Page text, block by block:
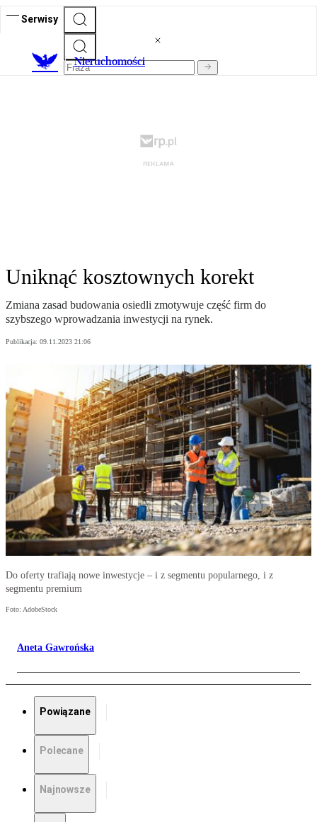
Serwisy
Nieruchomości
Uniknąć kosztownych korekt
Zmiana zasad budowania osiedli zmotywuje część firm do
szybszego wprowadzania inwestycji na rynek.
Publikacja: 09.11.2023 21:06
Do oferty trafiają nowe inwestycje – i z segmentu popularnego, i z
segmentu premium
Foto: AdobeStock
Aneta Gawrońska
Powiązane
Polecane
Najnowsze